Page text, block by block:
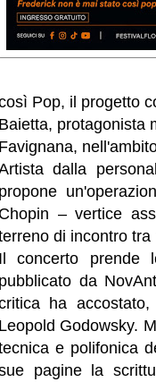
Pop, il progetto
Baietta, protagonista
Favignana,
dalla
propone
Chopin – vertice
di incontro
Il concerto prende
pubblicato da
ha
Leopold Godowsky.
e polifonica
pagine la